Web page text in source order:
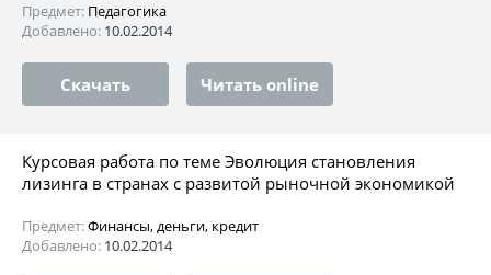
Предмет: Педагогика
Добавлено: 10.02.2014
Скачать Читать online
Курсовая работа по теме Эволюция становления
лизинга в странах с развитой рыночной экономикой
Предмет:Финансы, деньги, кредит
Добавлено: 10.02.2014